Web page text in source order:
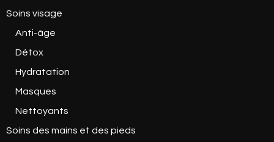
Soins visage
Anti-âge
Détox
Hydratation
Masques
Nettoyants
Soins des mains et des pieds